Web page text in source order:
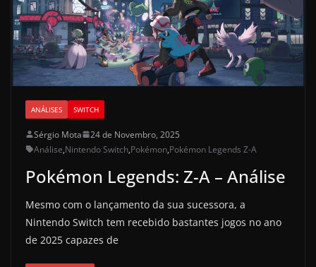
ANÁLISES SWITCH
Sérgio Mota
24 de Novembro, 2025
Análise,Nintendo Switch,Pokémon,Pokémon Legends Z-A
Pokémon Legends: Z-A – Análise
Mesmo com o lançamento da sua sucessora, a
Nintendo Switch tem recebido bastantes jogos no ano
de 2025 capazes de